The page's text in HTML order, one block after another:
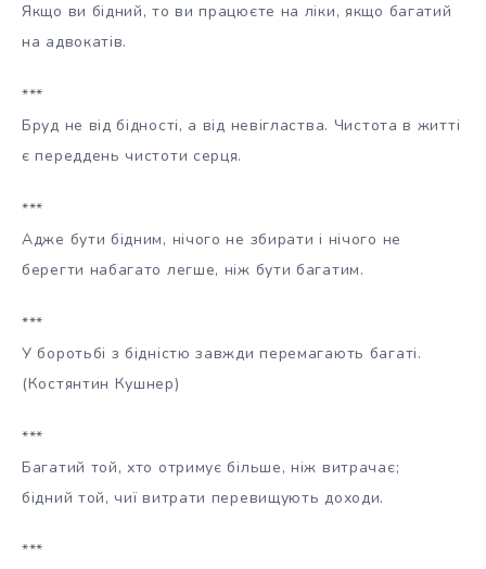
Якщо ви бідний, то ви працюєте на ліки, якщо багатий
на адвокатів.
***
Бруд не від бідності, а від невігластва. Чистота в житті
є переддень чистоти серця.
***
Адже бути бідним, нічого не збирати і нічого не
берегти набагато легше, ніж бути багатим.
***
У боротьбі з бідністю завжди перемагають багаті.
(Костянтин Кушнер)
***
Багатий той, хто отримує більше, ніж витрачає;
бідний той, чиї витрати перевищують доходи.
***